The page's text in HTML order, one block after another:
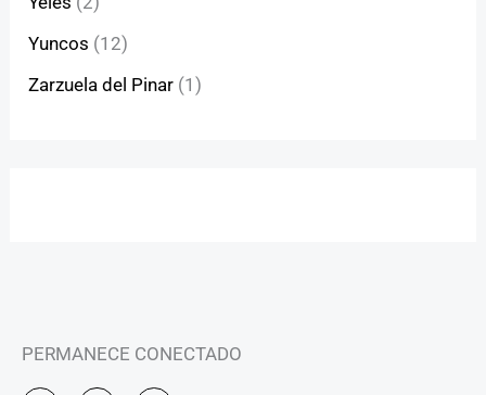
Yuncos (12)
Zarzuela del Pinar (1)
PERMANECE CONECTADO